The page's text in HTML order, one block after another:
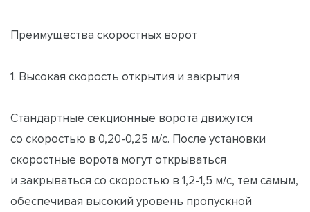
Преимущества скоростных ворот
1. Высокая скорость открытия и закрытия
Стандартные секционные ворота движутся
со скоростью в 0,20-0,25 м/с. После установки
скоростные ворота могут открываться
и закрываться со скоростью в 1,2-1,5 м/с, тем самым,
обеспечивая высокий уровень пропускной